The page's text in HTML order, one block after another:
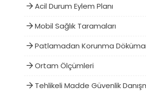
Acil Durum Eylem Planı
Mobil Sağlık Taramaları
Patlamadan Korunma
Ortam Ölçümleri
Tehlikeli Madde Güvenlik